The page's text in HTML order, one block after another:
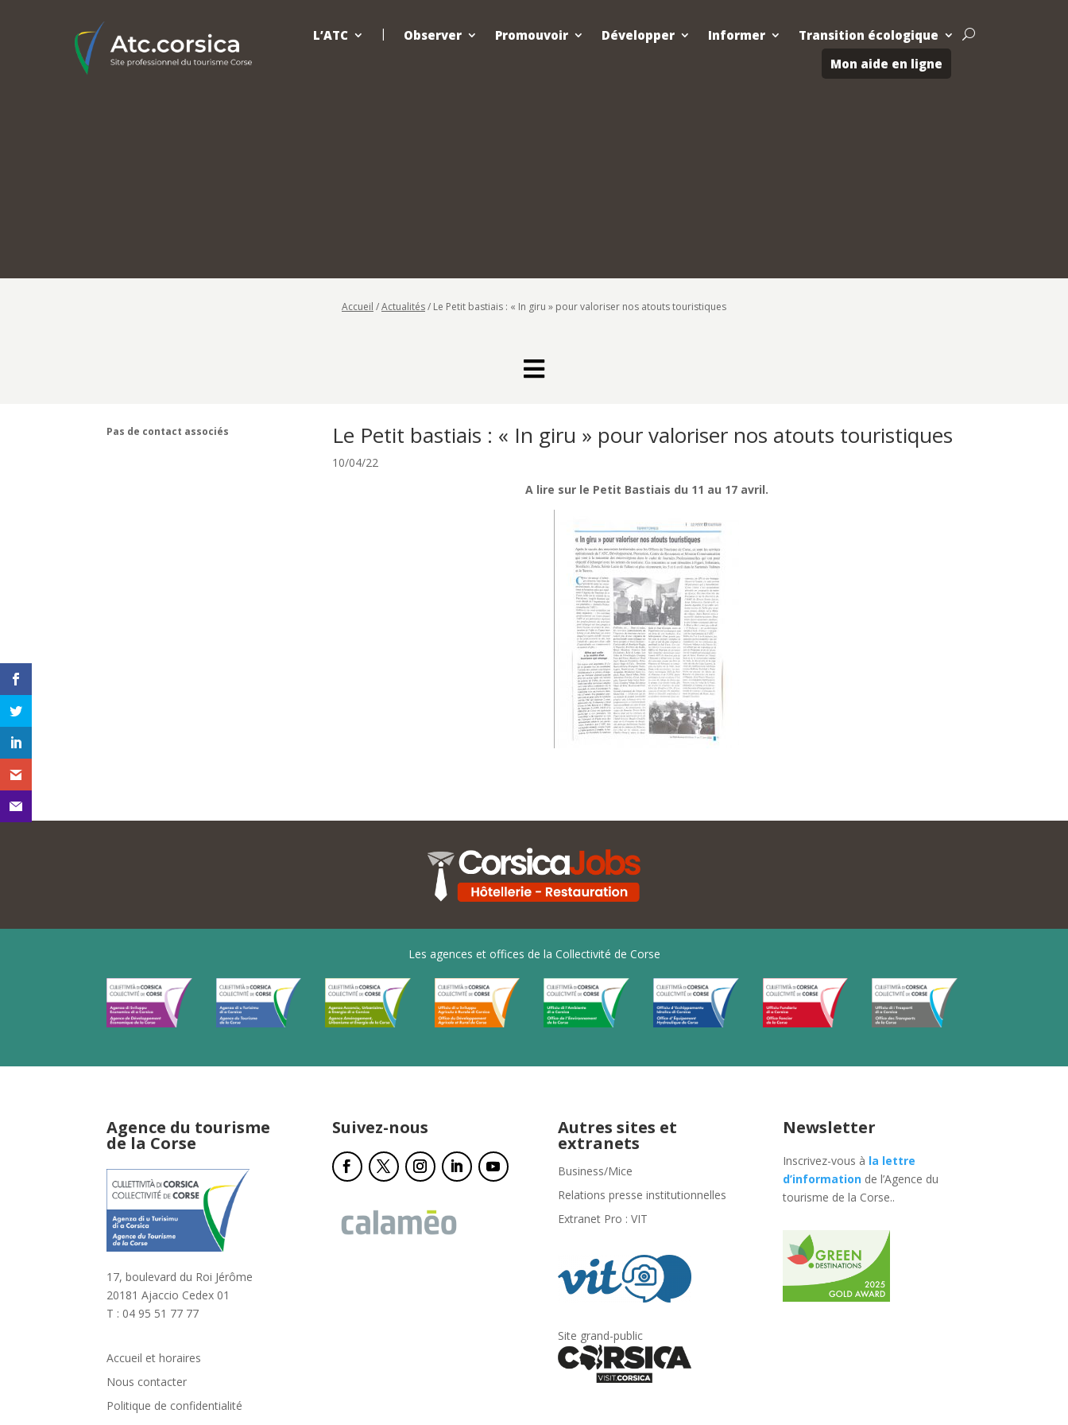
L’ATC Observer Promouvoir Développer Informer
Transition écologique
Mon aide en ligne
U
Accueil /Actualités/ Le Petit bastiais : « In giru » pour valoriser nos atouts touristiques

Pas de contact associés Le Petit bastiais : « In giru » pour valoriser nos atouts touristiques
10/04/22
A lire sur le Petit Bastiais du 11 au 17 avril.
Les agences et offices de la Collectivité de Corse
Agence du tourisme
de la Corse
17, boulevard du Roi Jérôme
20181 Ajaccio Cedex 01
T : 04 95 51 77 77
Accueil et horaires
Nous contacter
Politique de confidentialité
Suivez-nous Autres sites et
extranets
Business/Mice
Relations presse institutionnelles
Extranet Pro : VIT
Site grand-public
Newsletter
Inscrivez-vous à la lettre
d’information de l’Agence du
tourisme de la Corse..